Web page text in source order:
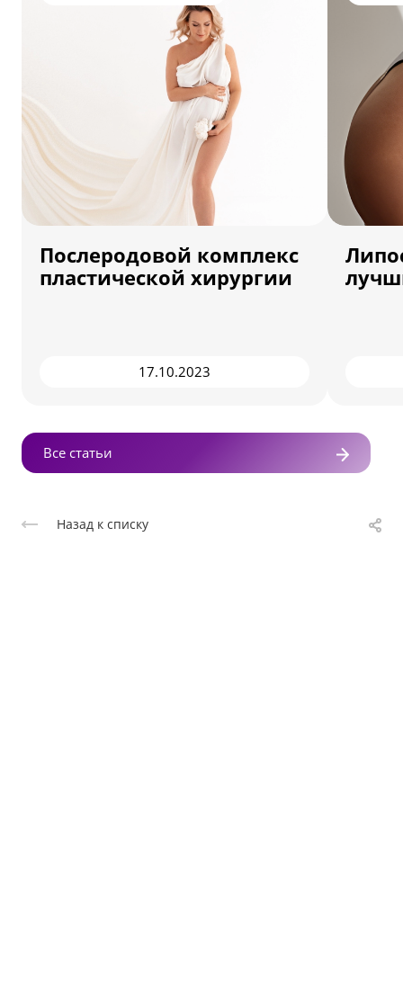
Послеродовой комплекс
пластической хирургии
17.10.2023
Все статьи
Назад к списку